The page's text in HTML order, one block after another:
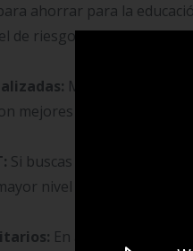
ahorrar para la
de riesgo. Algunas de las
Muchos bancos y
mejores tasas de interés
Si buscas un mayor
nivel de riesgo.
En algunos países